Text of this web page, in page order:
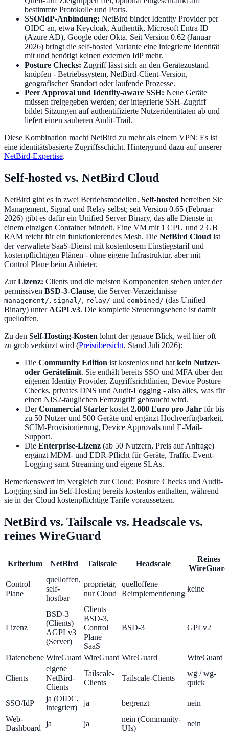
bestimmte Protokolle und Ports.
SSO/IdP-Anbindung: NetBird bindet Identity Provider per
OIDC an, etwa Keycloak, Authentik, Microsoft Entra ID
(Azure AD), Google oder Okta. Seit Version 0.62 (Januar
2026) bringt die self-hosted Variante eine integrierte Identität
mit und benötigt keinen externen IdP mehr.
Posture Checks: Zugriff lässt sich an den Gerätezustand
knüpfen - Betriebssystem, NetBird-Client-Version,
geografischer Standort oder laufende Prozesse.
Peer Approval und Identity-aware SSH: Neue Geräte
müssen freigegeben werden; der integrierte SSH-Zugriff
bildet Sitzungen auf authentifizierte Nutzeridentitäten ab und
liefert einen sauberen Audit-Trail.
Diese Kombination macht NetBird zu mehr als einem VPN: Es ist
eine identitätsbasierte Zugriffsschicht. Hintergrund dazu auf unserer
NetBird-Expertise.
Self-hosted vs. NetBird Cloud
NetBird gibt es in zwei Betriebsmodellen. Self-hosted betreiben Sie
Management, Signal und Relay selbst; seit Version 0.65 (Februar
2026) gibt es dafür ein Unified Server Binary, das alle Dienste in
einem einzigen Container bündelt. Eine VM mit 1 CPU und 2 GB
RAM reicht für ein funktionierendes Mesh. Die NetBird Cloud ist
der verwaltete SaaS-Dienst mit kostenlosem Einstiegstarif und
kostenpflichtigen Plänen - ohne eigene Infrastruktur, aber mit
Control Plane beim Anbieter.
ZurLizenz: Clients und die meisten Komponenten stehen unter der
permissiven BSD-3-Clause, die Server-Verzeichnisse
management/, signal/, relay/ und combined/ (das Unified
Binary) unter AGPLv3. Die komplette Steuerungsebene ist damit
quelloffen.
Zu den Self-Hosting-Kosten lohnt der genaue Blick, weil hier oft
zu grob verkürzt wird (Preisübersicht, Stand Juli 2026):
Die Community Edition ist kostenlos und hat kein Nutzer-
oder Gerätelimit. Sie enthält bereits SSO und MFA über den
eigenen Identity Provider, Zugriffsrichtlinien, Device Posture
Checks, privates DNS und Audit-Logging - also alles, was für
einen NIS2-tauglichen Fernzugriff gebraucht wird.
DerCommercial Starter kostet 2.000 Euro pro Jahr für bis
zu 50 Nutzer und 500 Geräte und ergänzt Hochverfügbarkeit,
SCIM-Provisionierung, Device Approvals und E-Mail-
Support.
Die Enterprise-Lizenz (ab 50 Nutzern, Preis auf Anfrage)
ergänzt MDM- und EDR-Pflicht für Geräte, Traffic-Event-
Logging samt Streaming und eigene SLAs.
Bemerkenswert im Vergleich zur Cloud: Posture Checks und Audit-
Logging sind im Self-Hosting bereits kostenlos enthalten, während
sie in der Cloud kostenpflichtige Tarife voraussetzen.
NetBird vs. Tailscale vs. Headscale vs.
reines WireGuard
Kriterium NetBird Tailscale Headscale
Reines
WireGuard
Control
Plane
quelloffen,
self-
hostbar
proprietär,
nur Cloud
quelloffene
Reimplementierung
keine
Lizenz
BSD-3
(Clients) +
AGPLv3
(Server)
Clients
BSD-3,
Control
Plane
SaaS
BSD-3 GPLv2
Datenebene WireGuard WireGuard WireGuard WireGuard
Clients
eigene
NetBird-
Clients
Tailscale-
Clients
Tailscale-Clients
wg / wg-
quick
SSO/IdP
ja (OIDC,
integriert)
ja begrenzt
nein
Web-
Dashboard
ja ja
nein (Community-
UIs)
nein